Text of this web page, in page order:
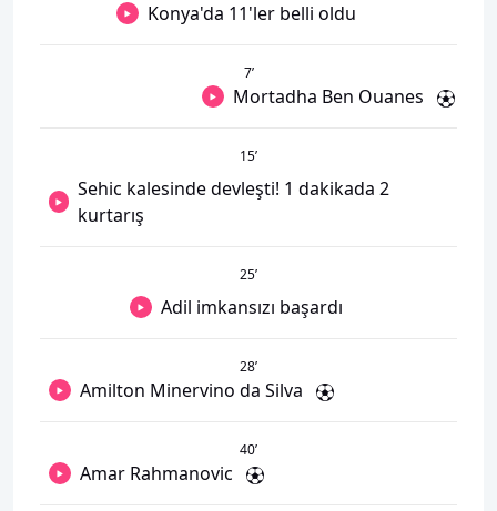
Konya'da 11'ler belli oldu
7’
Mortadha Ben Ouanes
15’
Sehic kalesinde devleşti! 1 dakikada 2
kurtarış
25’
Adil imkansızı başardı
28’
Amilton Minervino da Silva
40’
Amar Rahmanovic